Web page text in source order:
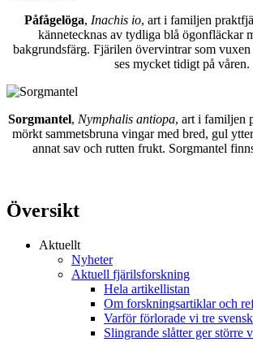
Påfågelöga, Inachis io, art i familjen
kännetecknas av tydliga blå ögonfläckar
bakgrundsfärg. Fjärilen övervintrar som
ses mycket tidigt på våren.
Sorgmantel, Nymphalis antiopa, art i familjen
mörkt sammetsbruna vingar med bred, gul
annat sav och rutten frukt. Sorgmantel
Översikt
Aktuellt
Nyheter
Aktuell fjärilsforskning
Hela artikellistan
Om forskningsartiklar och
Varför förlorade vi tre
Slingrande slåtter ger större